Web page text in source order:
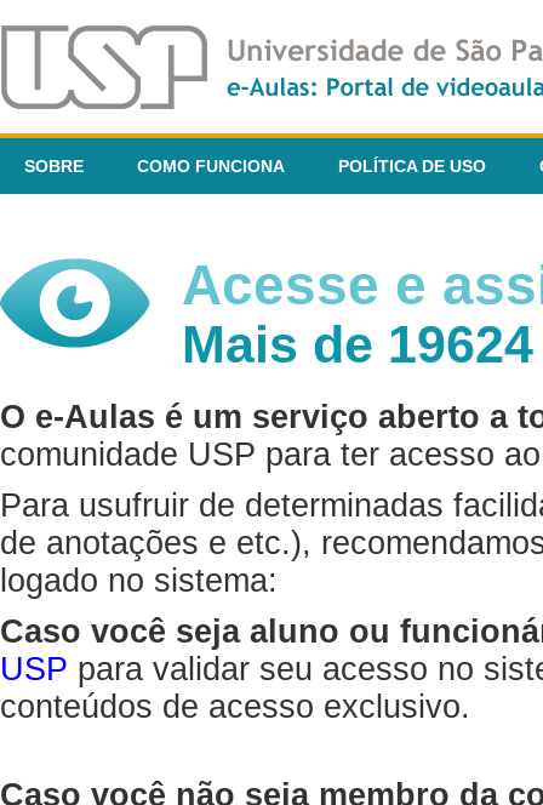
SOBRE COMO FUNCIONA POLÍTICA DE USO
Acesse e
Mais de
O e-Aulas é um serviço aberto a
comunidade USP para ter acesso
Para usufruir de determinadas
de anotações e etc.),
logado no sistema:
Caso você seja aluno ou
USP para validar seu acesso no
conteúdos de acesso exclusivo.
Caso você não seja membro da